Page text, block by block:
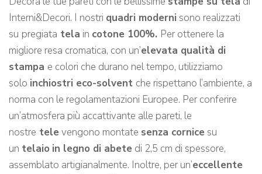
Interni&Decori. I nostri quadri moderni sono realizzati
su pregiata tela in cotone 100%. Per ottenere la
migliore resa cromatica, con un’elevata qualità di
stampa e colori che durano nel tempo, utilizziamo
solo inchiostri eco-solvent che rispettano l’ambiente, a
norma con le regolamentazioni Europee. Per conferire
un’atmosfera più accattivante alle pareti, le
nostre tele vengono montate senza cornice su
un telaio in legno di abete di 2,5 cm di spessore,
assemblato artigianalmente. Inoltre, per un’eccellente